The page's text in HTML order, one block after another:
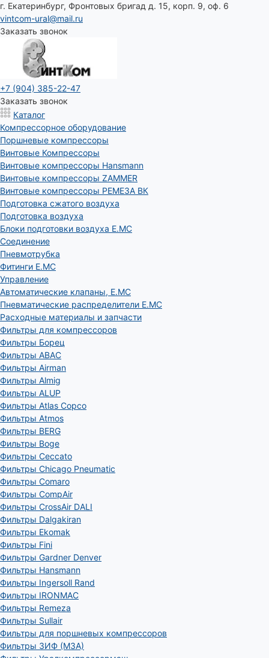
г. Екатеринбург, Фронтовых бригад д. 15, корп. 9, оф. 6
vintcom-ural@mail.ru
Заказать звонок
+7 (904) 385-22-47
Заказать звонок
Каталог
Компрессорное оборудование
Поршневые компрессоры
Винтовые Компрессоры
Винтовые компрессоры Hansmann
Винтовые компрессоры ZAMMER
Винтовые компрессоры РЕМЕЗА ВК
Подготовка сжатого воздуха
Подготовка воздуха
Блоки подготовки воздуха E.MC
Соединение
Пневмотрубка
Фитинги E.MC
Управление
Автоматические клапаны, Е.МС
Пневматические распределители E.MC
Расходные материалы и запчасти
Фильтры для компрессоров
Фильтры Борец
Фильтры ABAC
Фильтры Airman
Фильтры Almig
Фильтры ALUP
Фильтры Atlas Copco
Фильтры Atmos
Фильтры BERG
Фильтры Boge
Фильтры Ceccato
Фильтры Chicago Pneumatic
Фильтры Comaro
Фильтры CompAir
Фильтры CrossAir DALI
Фильтры Dalgakiran
Фильтры Ekomak
Фильтры Fini
Фильтры Gardner Denver
Фильтры Hansmann
Фильтры Ingersoll Rand
Фильтры IRONMAC
Фильтры Remeza
Фильтры Sullair
Фильтры для поршневых компрессоров
Фильтры ЗИФ (МЗА)